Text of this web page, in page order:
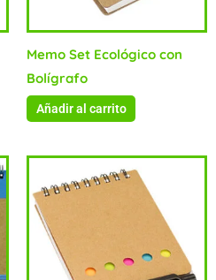
Memo Set Ecológico con
Bolígrafo
Añadir al carrito